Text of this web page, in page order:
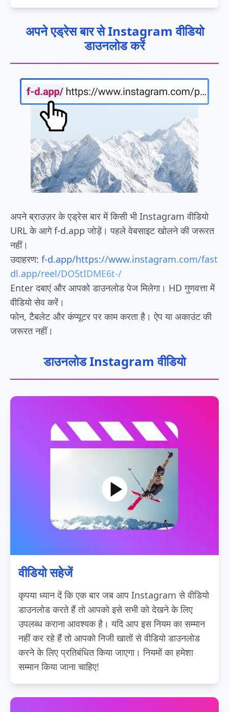
अपने एड्रेस बार से Instagram वीडियो
डाउनलोड करें
अपने ब्राउज़र के एड्रेस बार में किसी भी Instagram वीडियो
URL के आगे f-d.app जोड़ें। पहले वेबसाइट खोलने की जरूरत
नहीं।
उदाहरण: f-d.app/https://www.instagram.com/fast
dl.app/reel/DO5tIDME6t-/
Enter दबाएं और आपको डाउनलोड पेज मिलेगा। HD गुणवत्ता में
वीडियो सेव करें।
फोन, टैबलेट और कंप्यूटर पर काम करता है। ऐप या अकाउंट की
जरूरत नहीं।
डाउनलोड Instagram वीडियो
वीडियो सहेजें
कृपया ध्यान दें कि एक बार जब आप Instagram से वीडियो
डाउनलोड करते हैं तो आपको इसे सभी को देखने के लिए
उपलब्ध कराना आवश्यक है। यदि आप इस नियम का सम्मान
नहीं कर रहे हैं तो आपको निजी खातों से वीडियो डाउनलोड
करने के लिए प्रतिबंधित किया जाएगा। नियमों का हमेशा
सम्मान किया जाना चाहिए!